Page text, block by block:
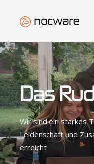
Das
Wir sind ein starkes
Leidenschaft und
erreicht.